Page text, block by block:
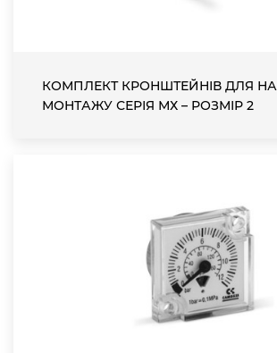
КОМПЛЕКТ КРОНШТЕЙНІВ ДЛЯ
МОНТАЖУ СЕРІЯ МХ – РОЗМІР 2